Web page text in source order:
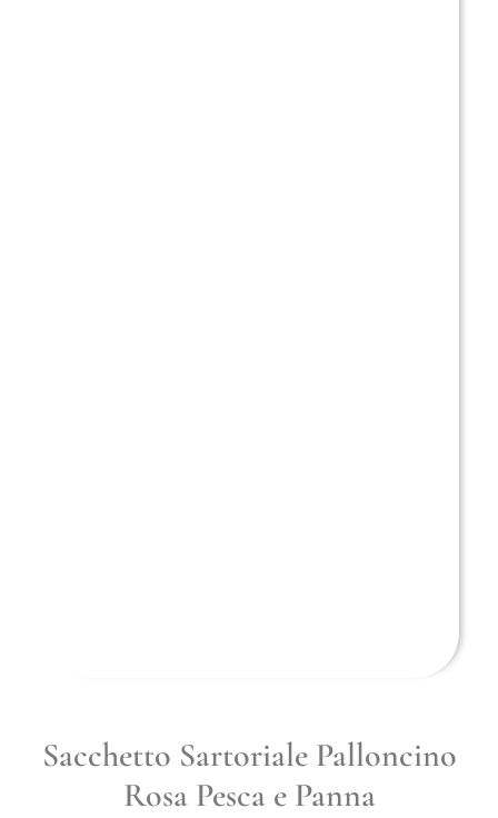
Sacchetto Sartoriale Palloncino
Rosa Pesca e Panna